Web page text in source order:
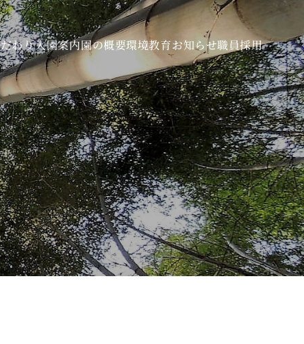
わり入園案内園の概要環境教育お知らせ職員採用